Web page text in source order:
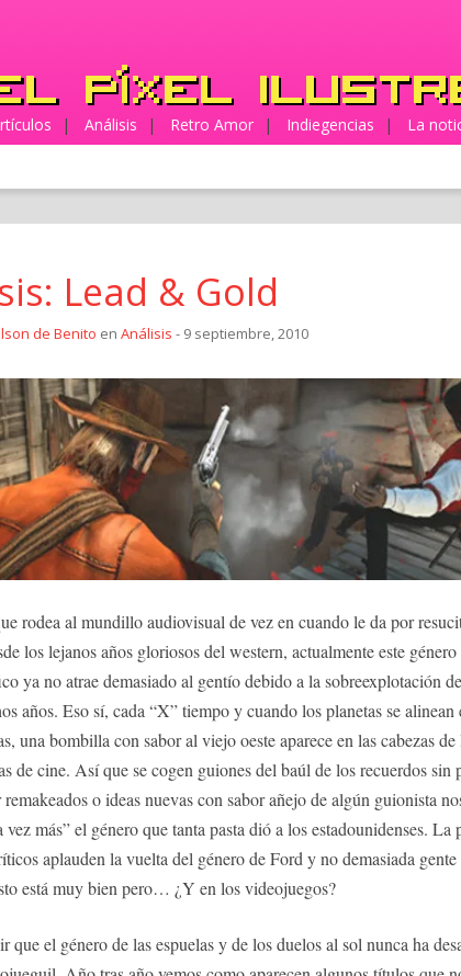
| Análisis | Retro Amor | Indiegencias | La
Lead & Gold
de Benito en Análisis - 9 septiembre, 2010
rodea al mundillo audiovisual de vez en cuando le da por
los lejanos años gloriosos del western, actualmente este género
ya no atrae demasiado al gentío debido a la sobreexplotación
años. Eso sí, cada “X” tiempo y cuando los planetas se alinean
una bombilla con sabor al viejo oeste aparece en las cabezas
de cine. Así que se cogen guiones del baúl de los recuerdos sin
remakeados o ideas nuevas con sabor añejo de algún guionista
vez más” el género que tanta pasta dió a los estadounidenses. La
aplauden la vuelta del género de Ford y no demasiada gente
está muy bien pero… ¿Y en los videojuegos?
que el género de las espuelas y de los duelos al sol nunca ha